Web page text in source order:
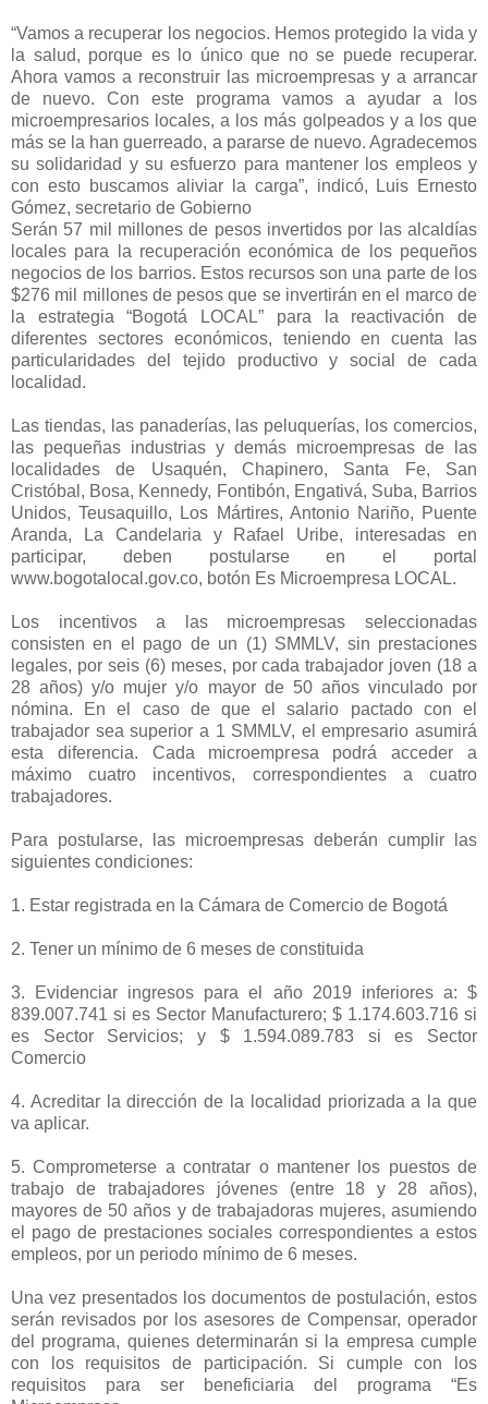
“Vamos a recuperar los negocios. Hemos protegido la vida y
la salud, porque es lo único que no se puede recuperar.
Ahora vamos a reconstruir las microempresas y a arrancar
de nuevo. Con este programa vamos a ayudar a los
microempresarios locales, a los más golpeados y a los que
más se la han guerreado, a pararse de nuevo. Agradecemos
su solidaridad y su esfuerzo para mantener los empleos y
con esto buscamos aliviar la carga”, indicó, Luis Ernesto
Gómez, secretario de Gobierno
Serán 57 mil millones de pesos invertidos por las alcaldías
locales para la recuperación económica de los pequeños
negocios de los barrios. Estos recursos son una parte de los
$276 mil millones de pesos que se invertirán en el marco de
la estrategia “Bogotá LOCAL” para la reactivación de
diferentes sectores económicos, teniendo en cuenta las
particularidades del tejido productivo y social de cada
localidad.
Las tiendas, las panaderías, las peluquerías, los comercios,
las pequeñas industrias y demás microempresas de las
localidades de Usaquén, Chapinero, Santa Fe, San
Cristóbal, Bosa, Kennedy, Fontibón, Engativá, Suba, Barrios
Unidos, Teusaquillo, Los Mártires, Antonio Nariño, Puente
Aranda, La Candelaria y Rafael Uribe, interesadas en
participar, deben postularse en el portal
www.bogotalocal.gov.co, botón Es Microempresa LOCAL.
Los incentivos a las microempresas seleccionadas
consisten en el pago de un (1) SMMLV, sin prestaciones
legales, por seis (6) meses, por cada trabajador joven (18 a
28 años) y/o mujer y/o mayor de 50 años vinculado por
nómina. En el caso de que el salario pactado con el
trabajador sea superior a 1 SMMLV, el empresario asumirá
esta diferencia. Cada microempresa podrá acceder a
máximo cuatro incentivos, correspondientes a cuatro
trabajadores.
Para postularse, las microempresas deberán cumplir las
siguientes condiciones:
1. Estar registrada en la Cámara de Comercio de Bogotá
2. Tener un mínimo de 6 meses de constituida
3. Evidenciar ingresos para el año 2019 inferiores a: $
839.007.741 si es Sector Manufacturero; $ 1.174.603.716 si
es Sector Servicios; y $ 1.594.089.783 si es Sector
Comercio
4. Acreditar la dirección de la localidad priorizada a la que
va aplicar.
5. Comprometerse a contratar o mantener los puestos de
trabajo de trabajadores jóvenes (entre 18 y 28 años),
mayores de 50 años y de trabajadoras mujeres, asumiendo
el pago de prestaciones sociales correspondientes a estos
empleos, por un periodo mínimo de 6 meses.
Una vez presentados los documentos de postulación, estos
serán revisados por los asesores de Compensar, operador
del programa, quienes determinarán si la empresa cumple
con los requisitos de participación. Si cumple con los
requisitos para ser beneficiaria del programa “Es